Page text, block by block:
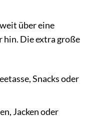
über eine
hin. Die extra große
Snacks oder
Jacken oder